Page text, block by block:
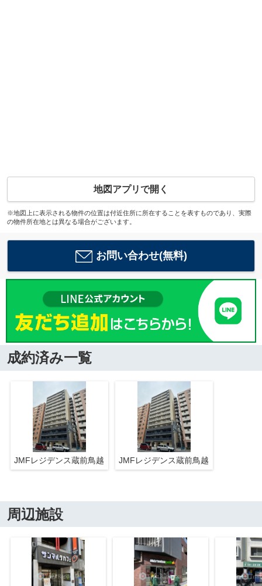
地図アプリで開く
※地図上に表示される物件の位置は付近住所に所在することを表すものであり、実際
の物件所在地とは異なる場合がございます。
お問い合わせ(無料)
成約済み一覧
JMFレジデンス蔵前鳥越 JMFレジデンス蔵前鳥越
周辺施設